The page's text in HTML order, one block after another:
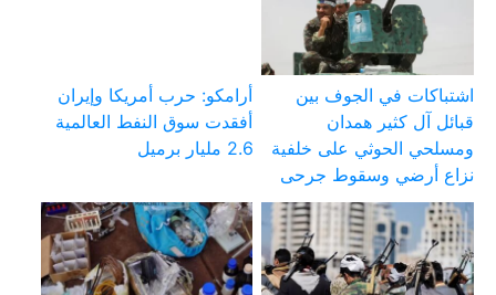
اشتباكات في الجوف بين
قبائل آل كثير همدان
ومسلحي الحوثي على خلفية
نزاع أرضي وسقوط جرحى
أرامكو: حرب أمريكا وإيران
أفقدت سوق النفط العالمية
2.6 مليار برميل